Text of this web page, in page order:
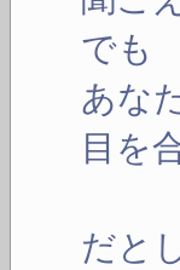
でも
あな
目を
だと